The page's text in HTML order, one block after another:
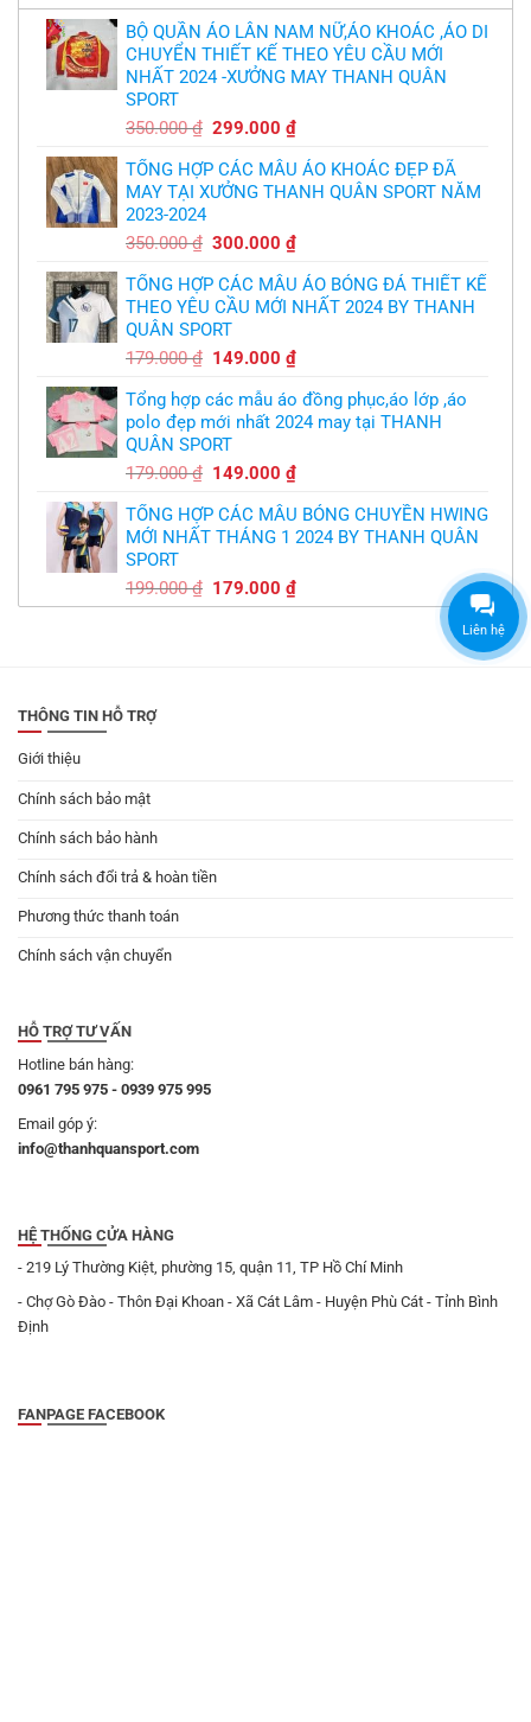
trích
cầu
thủ,
thừa
nhận
sự
thật
chát
bầy
quỷ
nhỏ
và
in
áo
bóng
chuyền
theo
yêu
,thiết
free
BỘ QUẦN ÁO LÂN NAM NỮ,ÁO KHOÁC ,ÁO DI
CHUYỂN THIẾT KẾ THEO YÊU CẦU MỚI
NHẤT 2024 -XƯỞNG MAY THANH QUÂN
SPORT
350.000₫ Giá
là:
350.000 ₫.
299.000₫Giá
tại
là:
TỔNG HỢP CÁC MẪU ÁO KHOÁC ĐẸP ĐÃ
MAY TẠI XƯỞNG THANH QUÂN SPORT NĂM
2023-2024
350.000₫ Giá
là:
350.000 ₫.
300.000₫Giá
tại
là:
TỔNG HỢP CÁC MẪU ÁO BÓNG ĐÁ THIẾT KẾ
THEO YÊU CẦU MỚI NHẤT 2024 BY THANH
QUÂN SPORT
179.000₫ Giá
là:
179.000 ₫.
149.000₫Giá
tại
là:
Tổng hợp các mẫu áo đồng phục,áo lớp ,áo
polo đẹp mới nhất 2024 may tại THANH
QUÂN SPORT
179.000₫ Giá
là:
179.000 ₫.
149.000₫Giá
tại
là:
TỔNG HỢP CÁC MẪU BÓNG CHUYỀN HWING
MỚI NHẤT THÁNG 1 2024 BY THANH QUÂN
SPORT
199.000₫ Giá
gốc
179.000₫Giá
hiện
THÔNG TIN HỖ TRỢ
Giới thiệu
Chính sách bảo mật
Chính sách bảo hành
Chính sách đổi trả & hoàn tiền
Phương thức thanh toán
Chính sách vận chuyển
HỖ TRỢ TƯ VẤN
Hotline bán hàng:
0961 795 975 - 0939 975 995
Email góp ý:
info@thanhquansport.com
HỆ THỐNG CỬA HÀNG
- 219 Lý Thường Kiệt, phường 15, quận 11, TP Hồ Chí Minh
- Chợ Gò Đào - Thôn Đại Khoan - Xã Cát Lâm - Huyện Phù Cát - Tỉnh Bình
Định
FANPAGE FACEBOOK
Liên hệ